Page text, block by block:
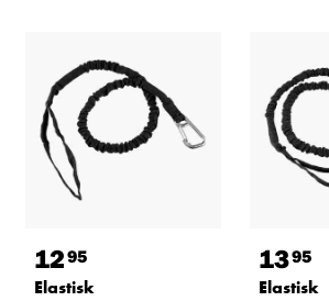
1295
Elastisk
1395
Elastisk